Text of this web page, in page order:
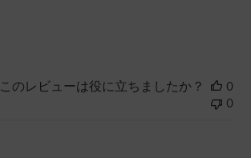
このレビューは役に立ちましたか？
0
0